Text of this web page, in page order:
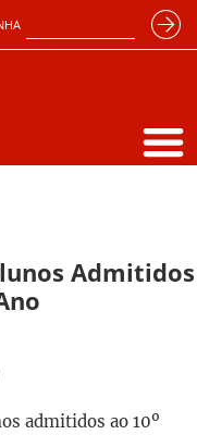
Admitidos
admitidos ao 10º